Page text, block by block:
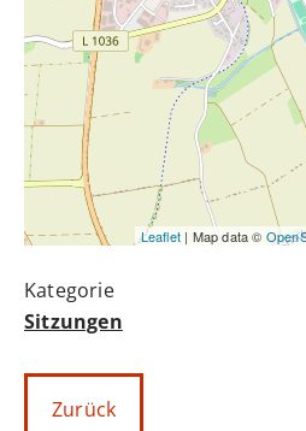
Leaflet| Map data ©
Sitzungen
Zurück